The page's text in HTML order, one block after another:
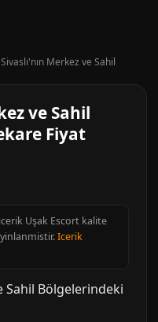
Merkez ve Sahil
ve Sahil
Fiyat
icerik Uşak Escort kalite
Icerik